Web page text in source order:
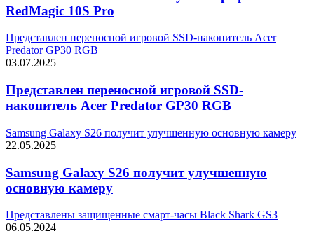
RedMagic 10S Pro
Представлен переносной игровой SSD-накопитель Acer
Predator GP30 RGB
03.07.2025
Представлен переносной игровой SSD-
накопитель Acer Predator GP30 RGB
Samsung Galaxy S26 получит улучшенную основную камеру
22.05.2025
Samsung Galaxy S26 получит улучшенную
основную камеру
Представлены защищенные смарт-часы Black Shark GS3
06.05.2024